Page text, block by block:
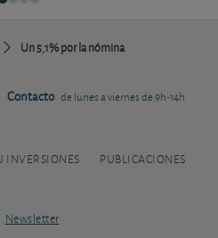
Un 5,1% por la nómina
Contacto de lunes a viernes de 9h-14h
INVERSIONES PUBLICACIONES
Newsletter